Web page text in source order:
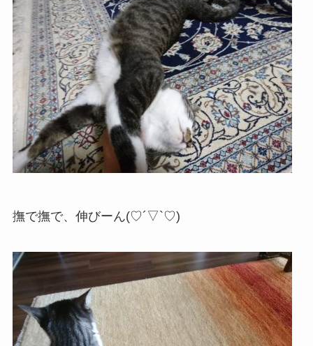
撫で撫で、伸びーん(♡´▽`♡)